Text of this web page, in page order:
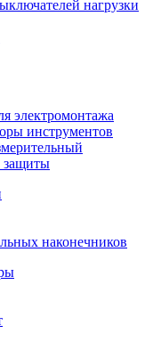
нагрузки
электромонтажа
инструментов
защиты
наконечников